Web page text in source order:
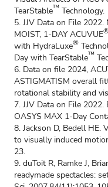
TearStable™ Technology.
5. JJV Data on File
MOIST, 1-DAY ACUVUE
with HydraLuxe®
Day with TearStable™
6. Data on file 2024,
ASTIGMATISM overall
rotational stability and
7. JJV Data on File
OASYS MAX 1-Day
8. Jackson D, Bedell HE.
to visually induced
23.
9. duToit R, Ramke J,
readymade spectacles: